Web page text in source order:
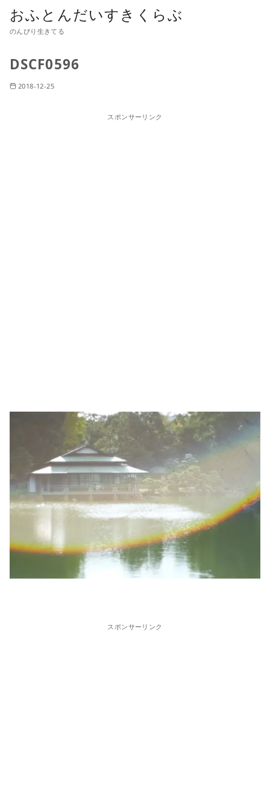
おふとんだいすきくらぶ
のんびり生きてる
DSCF0596
2018-12-25
スポンサーリンク
スポンサーリンク